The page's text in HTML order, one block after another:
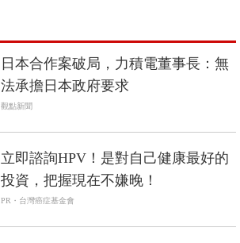
日本合作案破局，力積電董事長：無
法承擔日本政府要求
觀點新聞
立即諮詢HPV！是對自己健康最好的
投資，把握現在不嫌晚！
PR・台灣癌症基金會